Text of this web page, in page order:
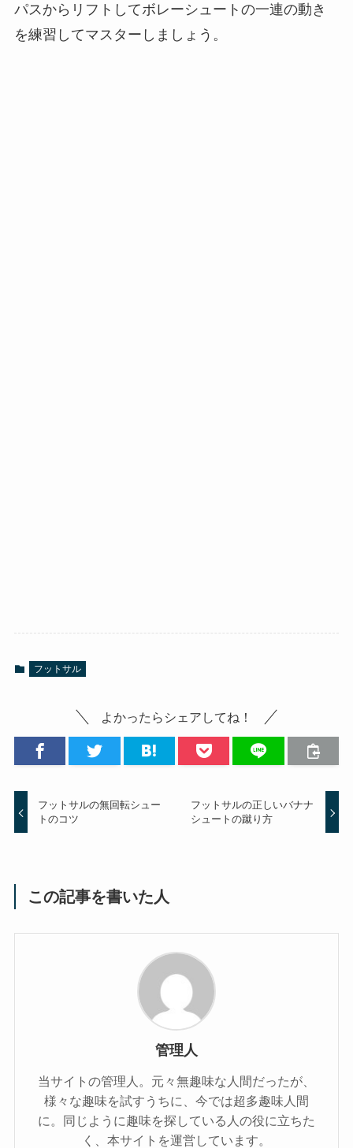
パスからリフトしてボレーシュートの一連の動き
を練習してマスターしましょう。
フットサル
よかったらシェアしてね！
フットサルの無回転シュー
トのコツ
フットサルの正しいバナナ
シュートの蹴り方
この記事を書いた人
管理人
当サイトの管理人。元々無趣味な人間だったが、
様々な趣味を試すうちに、今では超多趣味人間
に。同じように趣味を探している人の役に立ちた
く、本サイトを運営しています。